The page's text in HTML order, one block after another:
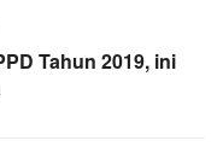
Tahun 2019, ini